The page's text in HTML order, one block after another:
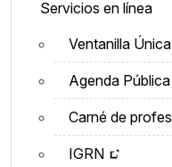
Servicios en línea
Ventanilla Única
Agenda Pública
Carné de
IGRN